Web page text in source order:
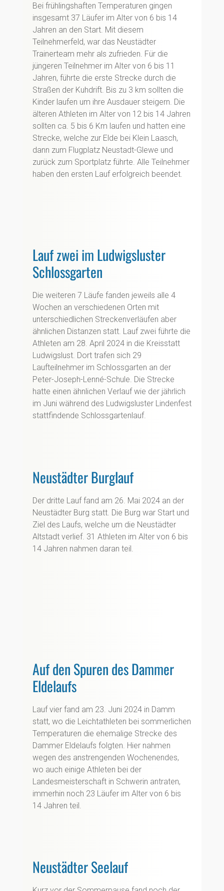
Bei frühlingshaften Temperaturen gingen
insgesamt 37 Läufer im Alter von 6 bis 14
Jahren an den Start. Mit diesem
Teilnehmerfeld, war das Neustädter
Trainerteam mehr als zufrieden. Für die
jüngeren Teilnehmer im Alter von 6 bis 11
Jahren, führte die erste Strecke durch die
Straßen der Kuhdrift. Bis zu 3 km sollten die
Kinder laufen um ihre Ausdauer steigern. Die
älteren Athleten im Alter von 12 bis 14 Jahren
sollten ca. 5 bis 6 Km laufen und hatten eine
Strecke, welche zur Elde bei Klein Laasch,
dann zum Flugplatz Neustadt-Glewe und
zurück zum Sportplatz führte. Alle Teilnehmer
haben den ersten Lauf erfolgreich beendet.
Lauf zwei im Ludwigsluster
Schlossgarten
Die weiteren 7 Läufe fanden jeweils alle 4
Wochen an verschiedenen Orten mit
unterschiedlichen Streckenverläufen aber
ähnlichen Distanzen statt. Lauf zwei führte die
Athleten am 28. April 2024 in die Kreisstatt
Ludwigslust. Dort trafen sich 29
Laufteilnehmer im Schlossgarten an der
Peter-Joseph-Lenné-Schule. Die Strecke
hatte einen ähnlichen Verlauf wie der jährlich
im Juni während des Ludwigsluster Lindenfest
stattfindende Schlossgartenlauf.
Neustädter Burglauf
Der dritte Lauf fand am 26. Mai 2024 an der
Neustädter Burg statt. Die Burg war Start und
Ziel des Laufs, welche um die Neustädter
Altstadt verlief. 31 Athleten im Alter von 6 bis
14 Jahren nahmen daran teil.
Auf den Spuren des Dammer
Eldelaufs
Lauf vier fand am 23. Juni 2024 in Damm
statt, wo die Leichtathleten bei sommerlichen
Temperaturen die ehemalige Strecke des
Dammer Eldelaufs folgten. Hier nahmen
wegen des anstrengenden Wochenendes,
wo auch einige Athleten bei der
Landesmeisterschaft in Schwerin antraten,
immerhin noch 23 Läufer im Alter von 6 bis
14 Jahren teil.
Neustädter Seelauf